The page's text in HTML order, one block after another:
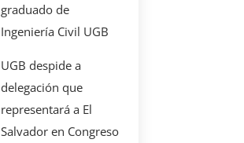
graduado de
Ingeniería Civil UGB
UGB despide a
delegación que
representará a El
Salvador en Congreso